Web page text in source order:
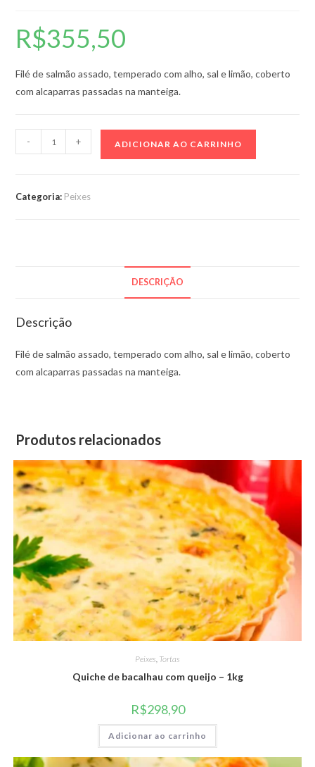
R$355,50
Filé de salmão assado, temperado com alho, sal e limão, coberto
com alcaparras passadas na manteiga.
com
- + ADICIONAR AO CARRINHO
Categoria: Peixes
DESCRIÇÃO
Descrição
Filé de salmão assado, temperado com alho, sal e limão, coberto
com alcaparras passadas na manteiga.
Produtos relacionados
Peixes, Tortas
Quiche de bacalhau com queijo – 1kg
R$298,90
Adicionar ao carrinho